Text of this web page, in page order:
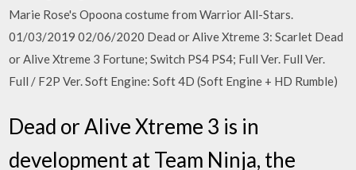
Marie Rose's Opoona costume from Warrior All-Stars.
01/03/2019 02/06/2020 Dead or Alive Xtreme 3: Scarlet Dead
or Alive Xtreme 3 Fortune; Switch PS4 PS4; Full Ver. Full Ver.
Full / F2P Ver. Soft Engine: Soft 4D (Soft Engine + HD Rumble)
Dead or Alive Xtreme 3 is in
development at Team Ninja, the